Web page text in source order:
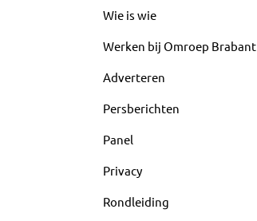
Wie is wie
Werken bij Omroep Brabant
Adverteren
Persberichten
Panel
Privacy
Rondleiding